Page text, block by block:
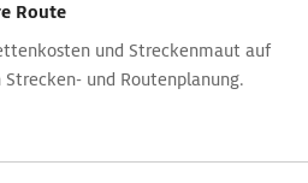
Route
und Streckenmaut auf
und Routenplanung.